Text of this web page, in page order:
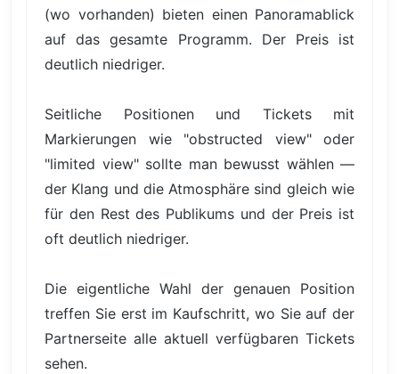
(wo vorhanden) bieten einen Panoramablick
auf das gesamte Programm. Der Preis ist
deutlich niedriger.
Seitliche Positionen und Tickets mit
Markierungen wie "obstructed view" oder
"limited view" sollte man bewusst wählen —
der Klang und die Atmosphäre sind gleich wie
für den Rest des Publikums und der Preis ist
oft deutlich niedriger.
Die eigentliche Wahl der genauen Position
treffen Sie erst im Kaufschritt, wo Sie auf der
Partnerseite alle aktuell verfügbaren Tickets
sehen.